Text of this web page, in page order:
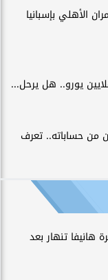
الأهلي بإسبانيا
4 لاعبين من حساباته.. تعرف
هانيفا تنهار بعد